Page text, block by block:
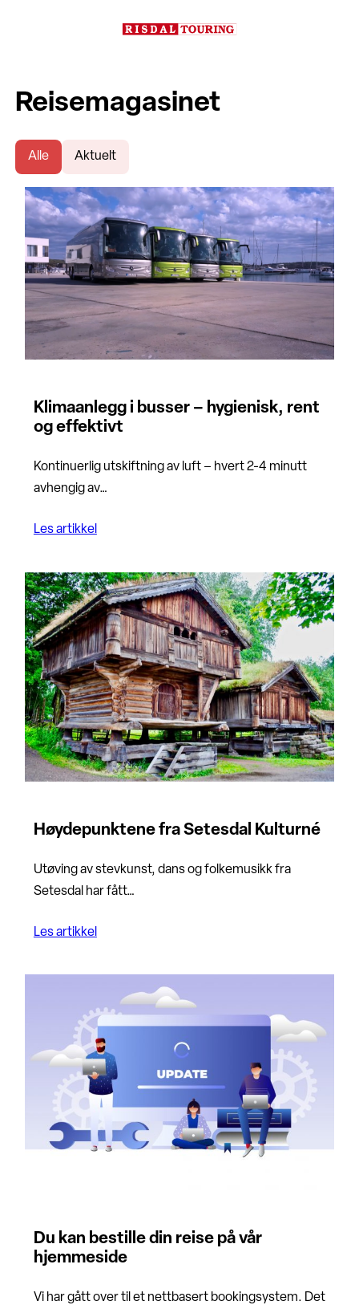
Reisemagasinet
Alle Aktuelt
Klimaanlegg i busser – hygienisk, rent
og effektivt
Kontinuerlig utskiftning av luft – hvert 2-4 minutt
avhengig av…
Les artikkel
Høydepunktene fra Setesdal Kulturné
Utøving av stevkunst, dans og folkemusikk fra
Setesdal har fått…
Les artikkel
Du kan bestille din reise på vår
hjemmeside
Vi har gått over til et nettbasert bookingsystem. Det